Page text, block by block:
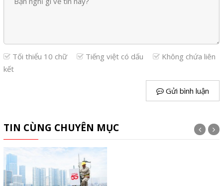
Tối thiểu 10 chữ Tiếng việt có dấu
Không chứa liên
kết
Gửi bình luận
TIN CÙNG CHUYÊN MỤC